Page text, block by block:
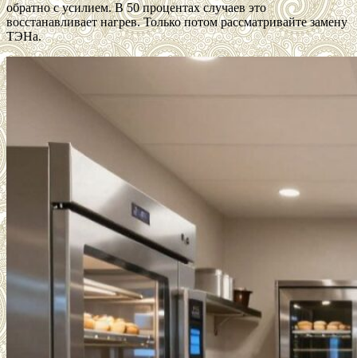
обратно с усилием. В 50 процентах случаев это
восстанавливает нагрев. Только потом рассматривайте замену
ТЭНа.